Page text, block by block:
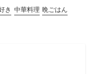
き 中華料理 晩ごはん